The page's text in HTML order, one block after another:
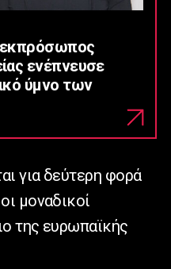
εκπρόσωπος
ενέπνευσε
ύμνο των
για δεύτερη φορά
μοναδικοί
της ευρωπαϊκής